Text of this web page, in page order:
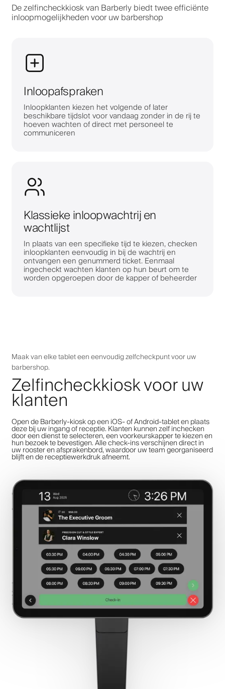
De zelfincheckkiosk van Barberly biedt twee efficiënte
inloopmogelijkheden voor uw barbershop
Inloopafspraken
Inloopklanten kiezen het volgende of later
beschikbare tijdslot voor vandaag zonder in de rij te
hoeven wachten of direct met personeel te
communiceren
Klassieke inloopwachtrij en
wachtlijst
In plaats van een specifieke tijd te kiezen, checken
inloopklanten eenvoudig in bij de wachtrij en
ontvangen een genummerd ticket. Eenmaal
ingecheckt wachten klanten op hun beurt om te
worden opgeroepen door de kapper of beheerder
Maak van elke tablet een eenvoudig zelfcheckpunt voor uw
barbershop.
Zelfincheckkiosk voor uw
klanten
Open de Barberly-kiosk op een iOS- of Android-tablet en plaats
deze bij uw ingang of receptie. Klanten kunnen zelf inchecken
door een dienst te selecteren, een voorkeurskapper te kiezen en
hun bezoek te bevestigen. Alle check-ins verschijnen direct in
uw rooster en afsprakenbord, waardoor uw team georganiseerd
blijft en de receptiewerkdruk afneemt.